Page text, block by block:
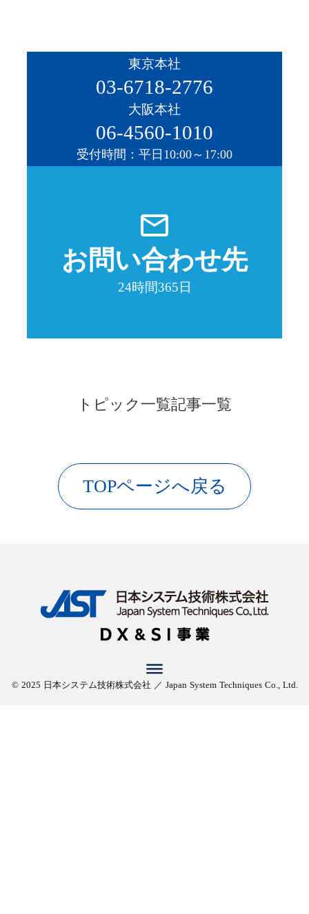
東京本社
03-6718-2776
大阪本社
06-4560-1010
受付時間：平日10:00～17:00
mail_outline
お問い合わせ先
24時間365日
トピック一覧記事一覧
TOPページへ戻る
dehaze
© 2025 日本システム技術株式会社 ／ Japan System Techniques Co., Ltd.